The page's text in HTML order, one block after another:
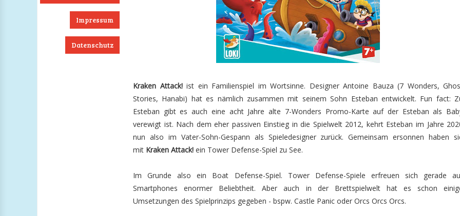
Impressum
Datenschutz
Kraken Attack!ist ein Familienspiel im Wortsinne. Designer Antoine Bauza (7 Wonders,
Stories, Hanabi) hat es nämlich zusammen mit seinem Sohn Esteban entwickelt. Fun fact:
Esteban gibt es auch eine acht Jahre alte 7-Wonders Promo-Karte auf der Esteban als
verewigt ist. Nach dem eher passiven Einstieg in die Spielwelt 2012, kehrt Esteban im Jahre
nun also im Vater-Sohn-Gespann als Spieledesigner zurück. Gemeinsam ersonnen haben
mit Kraken Attack! ein Tower Defense-Spiel zu See.
Im Grunde also ein Boat Defense-Spiel. Tower Defense-Spiele erfreuen sich gerade
Smartphones enormer Beliebtheit. Aber auch in der Brettspielwelt hat es schon
Umsetzungen des Spielprinzips gegeben - bspw. Castle Panic oder Orcs Orcs Orcs.
Instagram